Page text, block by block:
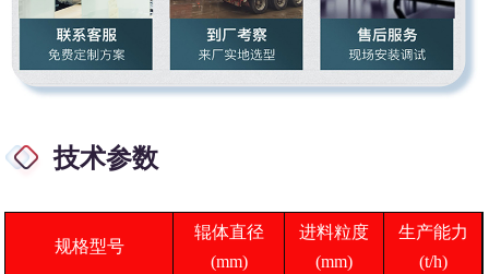
技术参数
规格型号
辊体直径
(mm)
进料粒度
(mm)
生产能力
(t/h)